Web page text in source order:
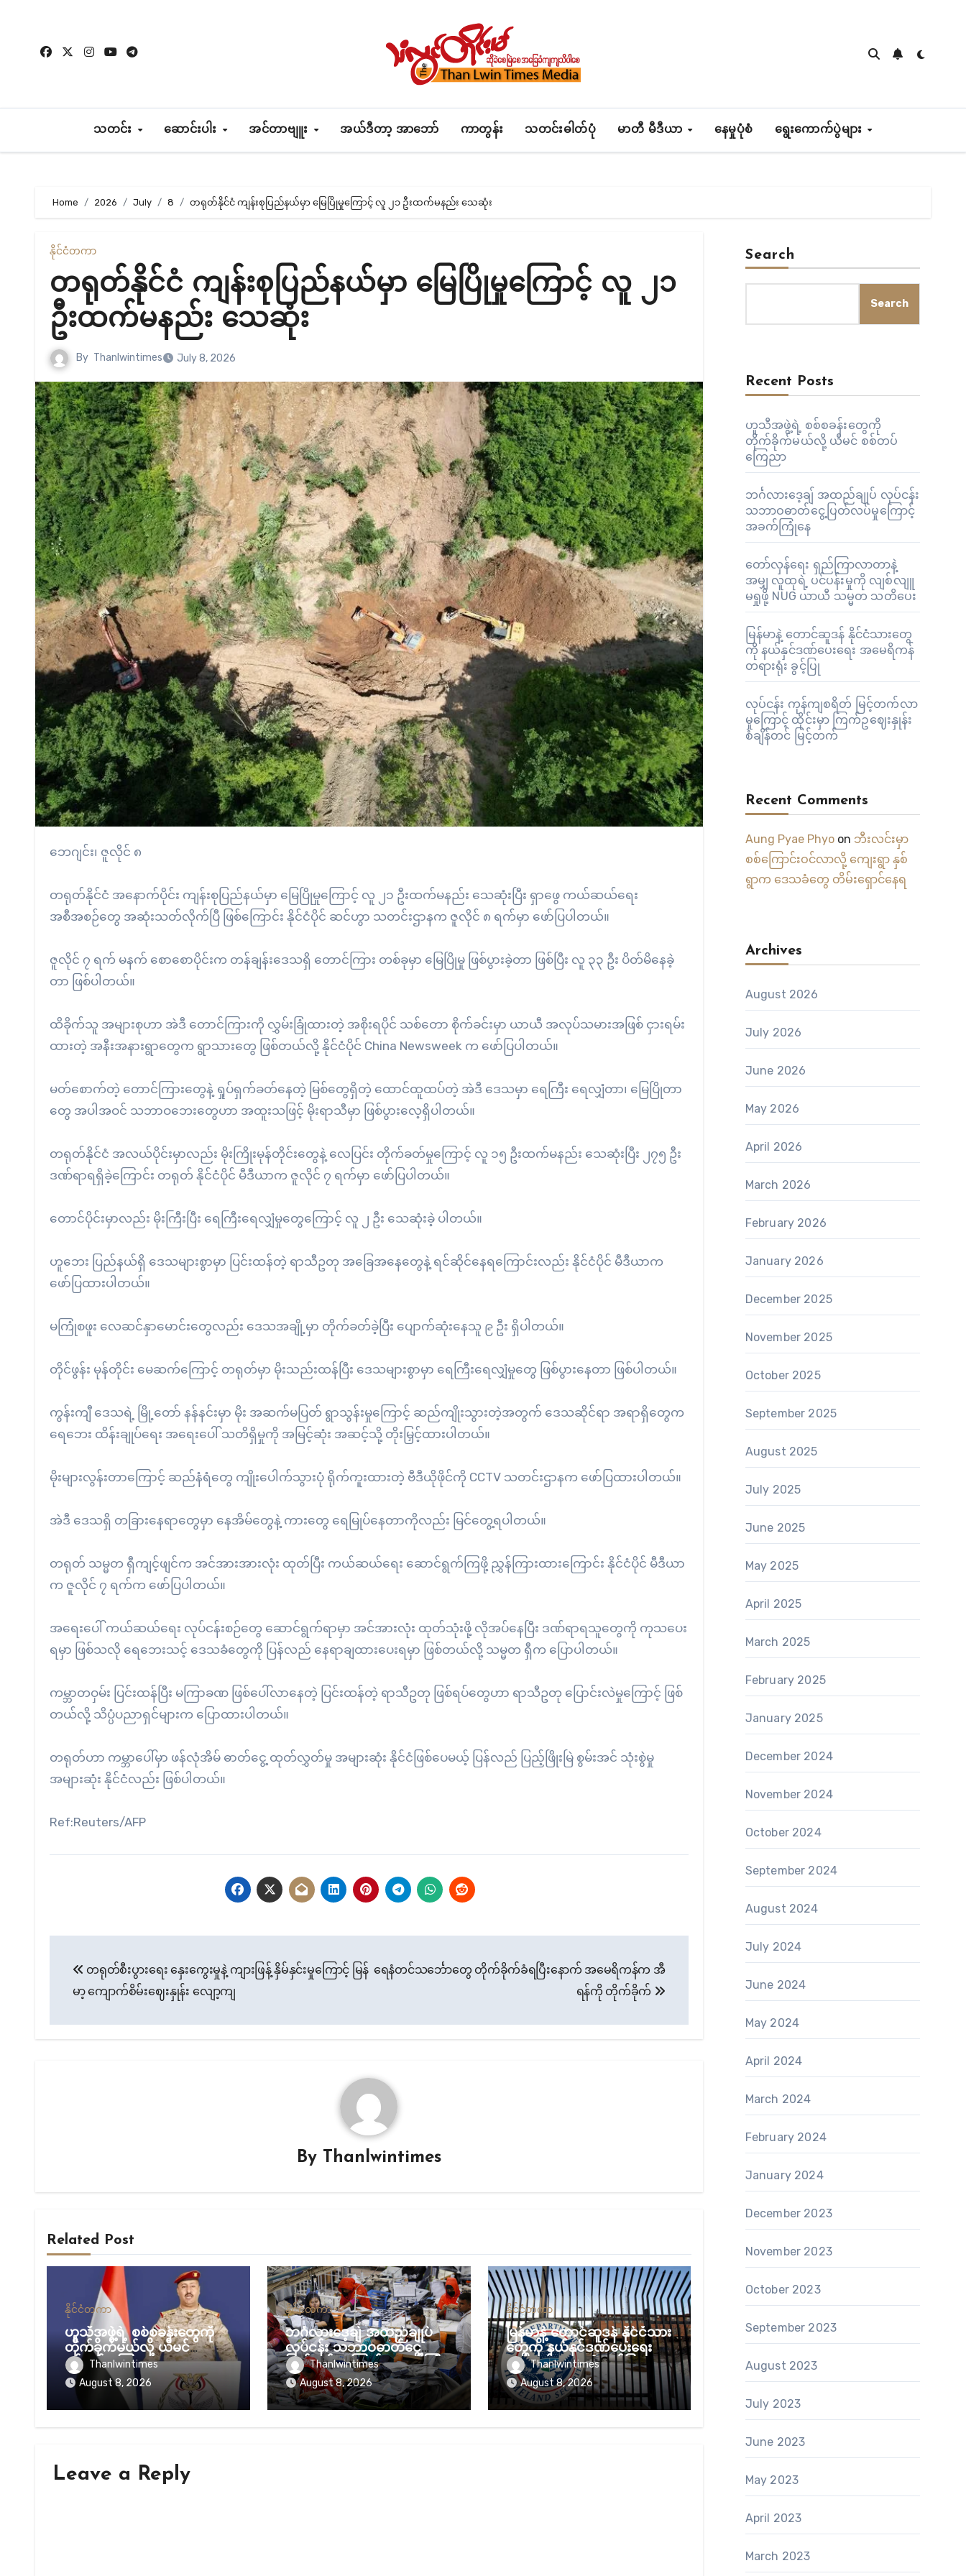
content
သတင်း ဆောင်းပါး အင်တာဗျူး အယ်ဒီတာ့ အာဘော် ကာတွန်း သတင်းဓါတ်ပုံ မာတီ မီဒီယာ နေမှုပုံစံ ရွေးကောက်ပွဲများ
Home 2026 July 8 တရုတ်နိုင်ငံ ကျန်းစုပြည်နယ်မှာ မြေပြိုမှုကြောင့် လူ ၂၁ ဦးထက်မနည်း သေဆုံး
နိုင်ငံတကာ
တရုတ်နိုင်ငံ ကျန်းစုပြည်နယ်မှာ မြေပြိုမှုကြောင့် လူ ၂၁
ဦးထက်မနည်း သေဆုံး
By Thanlwintimes July 8, 2026
ဘေဂျင်း၊ ဇူလိုင် ၈
တရုတ်နိုင်ငံ အနောက်ပိုင်း ကျန်းစုပြည်နယ်မှာ မြေပြိုမှုကြောင့် လူ ၂၁ ဦးထက်မနည်း သေဆုံးပြီး ရှာဖွေ ကယ်ဆယ်ရေး
အစီအစဉ်တွေ အဆုံးသတ်လိုက်ပြီ ဖြစ်ကြောင်း နိုင်ငံပိုင် ဆင်ဟွာ သတင်းဌာနက ဇူလိုင် ၈ ရက်မှာ ဖော်ပြပါတယ်။
ဇူလိုင် ၇ ရက် မနက် စောစောပိုင်းက တန်ချန်းဒေသရှိ တောင်ကြား တစ်ခုမှာ မြေပြိုမှု ဖြစ်ပွားခဲ့တာ ဖြစ်ပြီး လူ ၃၃ ဦး ပိတ်မိနေခဲ့
တာ ဖြစ်ပါတယ်။
ထိခိုက်သူ အများစုဟာ အဲဒီ တောင်ကြားကို လွှမ်းခြုံထားတဲ့ အစိုးရပိုင် သစ်တော စိုက်ခင်းမှာ ယာယီ အလုပ်သမားအဖြစ် ငှားရမ်း
ထားတဲ့ အနီးအနားရွာတွေက ရွာသားတွေ ဖြစ်တယ်လို့ နိုင်ငံပိုင် China Newsweek က ဖော်ပြပါတယ်။
မတ်စောက်တဲ့ တောင်ကြားတွေနဲ့ ရှုပ်ရှက်ခတ်နေတဲ့ မြစ်တွေရှိတဲ့ ထောင်ထူထပ်တဲ့ အဲဒီ ဒေသမှာ ရေကြီး ရေလျှံတာ၊ မြေပြိုတာ
တွေ အပါအဝင် သဘာဝဘေးတွေဟာ အထူးသဖြင့် မိုးရာသီမှာ ဖြစ်ပွားလေ့ရှိပါတယ်။
တရုတ်နိုင်ငံ အလယ်ပိုင်းမှာလည်း မိုးကြိုးမုန်တိုင်းတွေနဲ့ လေပြင်း တိုက်ခတ်မှုကြောင့် လူ ၁၅ ဦးထက်မနည်း သေဆုံးပြီး ၂၇၅ ဦး
ဒဏ်ရာရရှိခဲ့ကြောင်း တရုတ် နိုင်ငံပိုင် မီဒီယာက ဇူလိုင် ၇ ရက်မှာ ဖော်ပြပါတယ်။
တောင်ပိုင်းမှာလည်း မိုးကြီးပြီး ရေကြီးရေလျှံမှုတွေကြောင့် လူ ၂ ဦး သေဆုံးခဲ့ ပါတယ်။
ဟူဘေး ပြည်နယ်ရှိ ဒေသများစွာမှာ ပြင်းထန်တဲ့ ရာသီဥတု အခြေအနေတွေနဲ့ ရင်ဆိုင်နေရကြောင်းလည်း နိုင်ငံပိုင် မီဒီယာက
ဖော်ပြထားပါတယ်။
မကြုံစဖူး လေဆင်နှာမောင်းတွေလည်း ဒေသအချို့မှာ တိုက်ခတ်ခဲ့ပြီး ပျောက်ဆုံးနေသူ ၉ ဦး ရှိပါတယ်။
တိုင်ဖွန်း မုန်တိုင်း မေဆက်ကြောင့် တရုတ်မှာ မိုးသည်းထန်ပြီး ဒေသများစွာမှာ ရေကြီးရေလျှံမှုတွေ ဖြစ်ပွားနေတာ ဖြစ်ပါတယ်။
ကွန်းကျီ ဒေသရဲ့ မြို့တော် နန်နင်းမှာ မိုး အဆက်မပြတ် ရွာသွန်းမှုကြောင့် ဆည်ကျိုးသွားတဲ့အတွက် ဒေသဆိုင်ရာ အရာရှိတွေက
ရေဘေး ထိန်းချုပ်ရေး အရေးပေါ် သတိရှိမှုကို အမြင့်ဆုံး အဆင့်သို့ တိုးမြှင့်ထားပါတယ်။
မိုးများလွန်းတာကြောင့် ဆည်နံရံတွေ ကျိုးပေါက်သွားပုံ ရိုက်ကူးထားတဲ့ ဗီဒီယိုဖိုင်ကို CCTV သတင်းဌာနက ဖော်ပြထားပါတယ်။
အဲဒီ ဒေသရှိ တခြားနေရာတွေမှာ နေအိမ်တွေနဲ့ ကားတွေ ရေမြုပ်နေတာကိုလည်း မြင်တွေ့ရပါတယ်။
တရုတ် သမ္မတ ရှီကျင့်ဖျင်က အင်အားအားလုံး ထုတ်ပြီး ကယ်ဆယ်ရေး ဆောင်ရွက်ကြဖို့ ညွှန်ကြားထားကြောင်း နိုင်ငံပိုင် မီဒီယာ
က ဇူလိုင် ၇ ရက်က ဖော်ပြပါတယ်။
အရေးပေါ် ကယ်ဆယ်ရေး လုပ်ငန်းစဉ်တွေ ဆောင်ရွက်ရာမှာ အင်အားလုံး ထုတ်သုံးဖို့ လိုအပ်နေပြီး ဒဏ်ရာရသူတွေကို ကုသပေး
ရမှာ ဖြစ်သလို ရေဘေးသင့် ဒေသခံတွေကို ပြန်လည် နေရာချထားပေးရမှာ ဖြစ်တယ်လို့ သမ္မတ ရှီက ပြောပါတယ်။
ကမ္ဘာတဝှမ်း ပြင်းထန်ပြီး မကြာခဏ ဖြစ်ပေါ်လာနေတဲ့ ပြင်းထန်တဲ့ ရာသီဥတု ဖြစ်ရပ်တွေဟာ ရာသီဥတု ပြောင်းလဲမှုကြောင့် ဖြစ်
တယ်လို့ သိပ္ပံပညာရှင်များက ပြောထားပါတယ်။
တရုတ်ဟာ ကမ္ဘာပေါ်မှာ ဖန်လုံအိမ် ဓာတ်ငွေ့ ထုတ်လွှတ်မှု အများဆုံး နိုင်ငံဖြစ်ပေမယ့် ပြန်လည် ပြည့်ဖြိုးမြဲ စွမ်းအင် သုံးစွဲမှု
အများဆုံး နိုင်ငံလည်း ဖြစ်ပါတယ်။
Ref:Reuters/AFP
navigation
တရုတ်စီးပွားရေး နှေးကွေးမှုနဲ့ ကျားဖြန့် နှိမ်နှင်းမှုကြောင့် မြန်
မာ့ ကျောက်စိမ်းဈေးနှုန်း လျော့ကျ
ရေနံတင်သင်္ဘောတွေ တိုက်ခိုက်ခံရပြီးနောက် အမေရိကန်က အီ
ရန်ကို တိုက်ခိုက်
By Thanlwintimes
Related Post
နိုင်ငံတကာ
ဟူသီအဖွဲ့ရဲ့ စစ်စခန်းတွေကို
တိုက်ခိုက်မယ်လို့ ယီမင်
စစ်တပ် ကြေညာ
Thanlwintimes
August 8, 2026
နိုင်ငံတကာ
ဘင်္ဂလားဒေ့ချ် အထည်ချုပ်
လုပ်ငန်း သဘာဝဓာတ်ငွေ့
ပြတ်လပ်မှုကြောင့် အခက်ကြုံ
နေ
Thanlwintimes
August 8, 2026
နိုင်ငံတကာ
မြန်မာနဲ့ တောင်ဆူဒန် နိုင်ငံသား
တွေကို နယ်နှင်ဒဏ်ပေးရေး အ
မေရိကန် တရားရုံး ခွင့်ပြု
Thanlwintimes
August 8, 2026
Leave a Reply
Search
Search
Recent Posts
ဟူသီအဖွဲ့ရဲ့ စစ်စခန်းတွေကို
တိုက်ခိုက်မယ်လို့ ယီမင် စစ်တပ်
ကြေညာ
ဘင်္ဂလားဒေ့ချ် အထည်ချုပ် လုပ်ငန်း
သဘာဝဓာတ်ငွေ့ပြတ်လပ်မှုကြောင့်
အခက်ကြုံနေ
တော်လှန်ရေး ရှည်ကြာလာတာနဲ့
အမျှ လူထုရဲ့ ပင်ပန်းမှုကို လျစ်လျူ
မရှုဖို့ NUG ယာယီ သမ္မတ သတိပေး
မြန်မာနဲ့ တောင်ဆူဒန် နိုင်ငံသားတွေ
ကို နယ်နှင်ဒဏ်ပေးရေး အမေရိကန်
တရားရုံး ခွင့်ပြု
လုပ်ငန်း ကုန်ကျစရိတ် မြင့်တက်လာ
မှုကြောင့် ထိုင်းမှာ ကြက်ဥဈေးနှုန်း
စံချိန်တင် မြင့်တက်
Recent Comments
Aung Pyae Phyoon ဘီးလင်းမှာ
စစ်ကြောင်းဝင်လာလို့ ကျေးရွာ နှစ်
ရွာက ဒေသခံတွေ တိမ်းရှောင်နေရ
Archives
August 2026
July 2026
June 2026
May 2026
April 2026
March 2026
February 2026
January 2026
December 2025
November 2025
October 2025
September 2025
August 2025
July 2025
June 2025
May 2025
April 2025
March 2025
February 2025
January 2025
December 2024
November 2024
October 2024
September 2024
August 2024
July 2024
June 2024
May 2024
April 2024
March 2024
February 2024
January 2024
December 2023
November 2023
October 2023
September 2023
August 2023
July 2023
June 2023
May 2023
April 2023
March 2023